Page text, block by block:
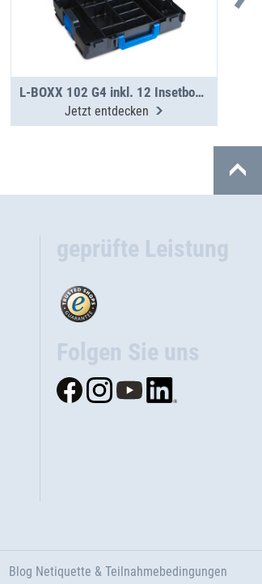
L-BOXX 102 G4 inkl. 12 Insetboxen H63
Jetzt entdecken
geprüfte Leistung
Folgen Sie uns
Blog Netiquette & Teilnahmebedingungen